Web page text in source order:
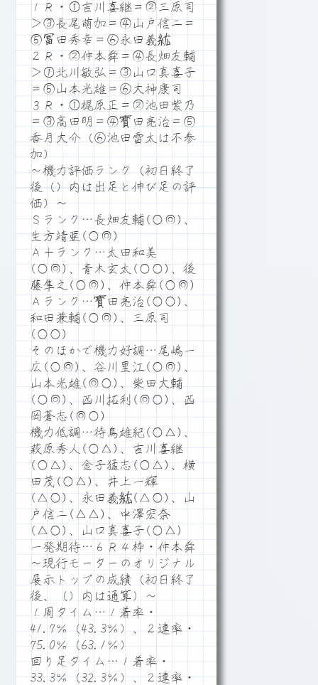
１Ｒ・①吉川喜継＝②三原司
＞③長尾萌加＝④山戸信二＝
⑤冨田秀幸＝⑥永田義紘
２Ｒ・②仲本舜＝④長畑友輔
＞①北川敏弘＝③山口真喜子
＝⑤山本光雄＝⑥大神康司
３Ｒ・①梶原正＝②池田紫乃
＝③高田明＝④寳田亮治＝⑤
香月大介（⑥池田雷太は不参
加）
～機力評価ランク（初日終了
後（）内は出足と伸び足の評
価）～
Ｓランク…長畑友輔(○◎)、
生方靖亜(○◎)
Ａ＋ランク…太田和美
(○◎)、青木玄太(○○)、後
藤隼之(○◎)、仲本舜(○◎)
Ａランク…寳田亮治(○○)、
和田兼輔(○◎)、三原司
(○○)
そのほかで機力好調…尾嶋一
広(○◎)、谷川里江(○◎)、
山本光雄(◎○)、柴田大輔
(○◎)、西川拓利(◎○)、西
岡蒼志(◎○)
機力低調…待鳥雄紀(○△)、
萩原秀人(○△)、吉川喜継
(○△)、金子猛志(○△)、横
田茂(○△)、井上一輝
(△○)、永田義紘(△○)、山
戸信二(△△)、中澤宏奈
(△○)、山口真喜子(○△)
一発期待…６Ｒ４枠・仲本舜
～現行モーターのオリジナル
展示トップの成績（初日終了
後、（）内は通算）～
１周タイム…１着率・
41.7％（43.3％）、２連率・
75.0％（63.1％）
回り足タイム…１着率・
33.3％（32.3％）、２連率・